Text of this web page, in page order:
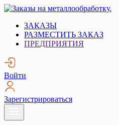
Skip
content
Заказы на металлообработку.
Металлообработка. Открытые
ЗАКАЗЫ
РАЗМЕСТИТЬ ЗАКАЗ
ПРЕДПРИЯТИЯ
Войти
Зарегистрироваться